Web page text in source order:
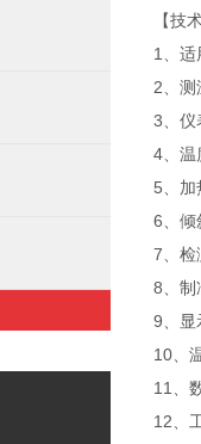
【技
1、
2、
3、
4、
5、加
6、倾
7、检
8、制
9、显
10、
11、
12、